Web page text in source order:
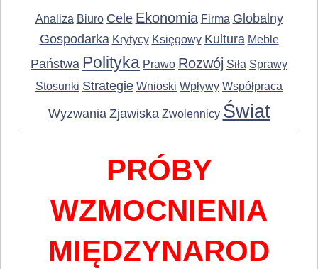
Analiza Biuro Cele Ekonomia Firma Globalny
Gospodarka Krytycy Księgowy Kultura Meble
Państwa Polityka Prawo Rozwój Siła Sprawy
Stosunki Strategie Wnioski Wpływy Współpraca
Wyzwania Zjawiska Zwolennicy Świat
PRÓBY
WZMOCNIENIA
MIĘDZYNAROD